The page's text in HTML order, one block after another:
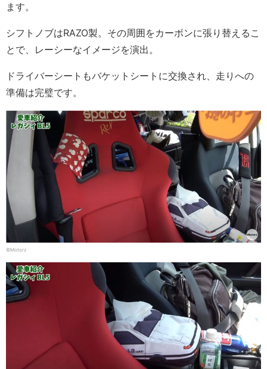
ます。
シフトノブはRAZO製。その周囲をカーボンに張り替えるこ
とで、レーシーなイメージを演出。
ドライバーシートもバケットシートに交換され、走りへの
準備は完璧です。
©Motorz